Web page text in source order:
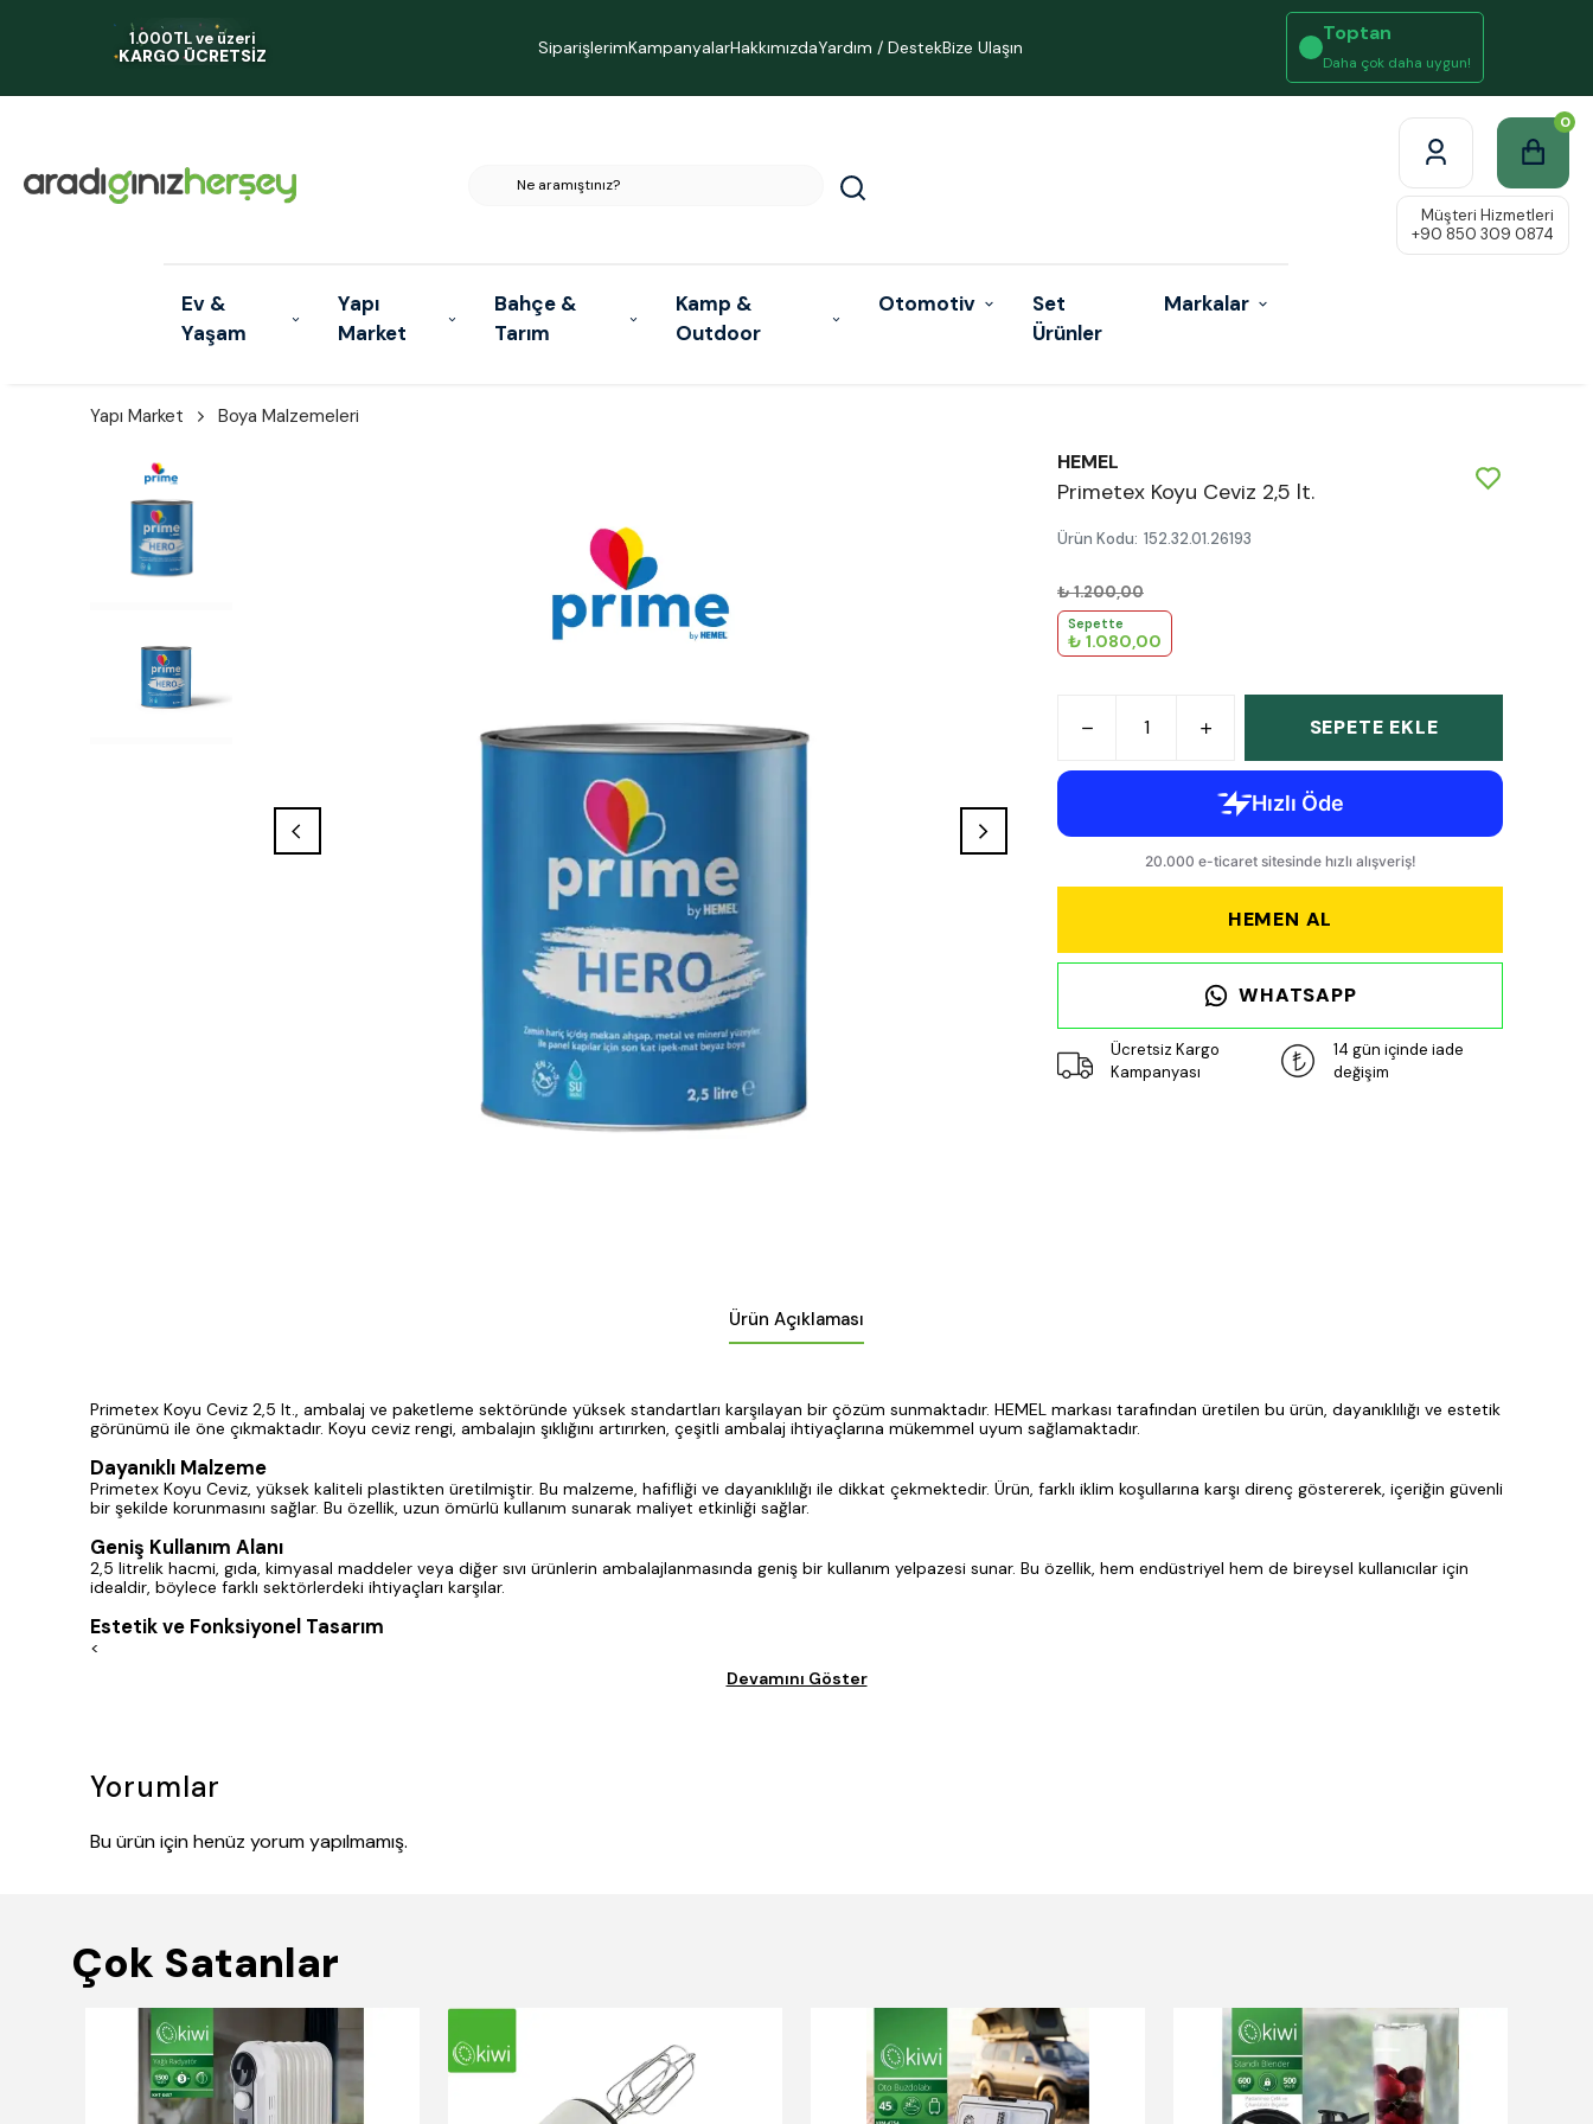
1.000TL ve üzeri
KARGO ÜCRETSİZ SiparişlerimKampanyalarHakkımızdaYardım / DestekBize Ulaşın
Toptan
Daha çok daha uygun!
Ev &
Yaşam
Yapı
Market
Bahçe &
Tarım
Kamp &
Outdoor
Otomotiv
Set
Ürünler
Markalar
0
Yapı Market Boya Malzemeleri
HEMEL
Primetex Koyu Ceviz 2,5 lt.
Ürün Kodu: 152.32.01.26193
₺ 1.200,00
Sepette
₺ 1.080,00
SEPETE EKLE
HEMEN AL
WHATSAPP
Ücretsiz Kargo
Kampanyası
14 gün içinde iade
değişim
Ürün Açıklaması
Primetex Koyu Ceviz 2,5 lt., ambalaj ve paketleme sektöründe yüksek standartları karşılayan bir çözüm sunmaktadır. HEMEL markası tarafından üretilen bu ürün, dayanıklılığı ve estetik
görünümü ile öne çıkmaktadır. Koyu ceviz rengi, ambalajın şıklığını artırırken, çeşitli ambalaj ihtiyaçlarına mükemmel uyum sağlamaktadır.
Dayanıklı Malzeme
Primetex Koyu Ceviz, yüksek kaliteli plastikten üretilmiştir. Bu malzeme, hafifliği ve dayanıklılığı ile dikkat çekmektedir. Ürün, farklı iklim koşullarına karşı direnç göstererek, içeriğin güvenli
bir şekilde korunmasını sağlar. Bu özellik, uzun ömürlü kullanım sunarak maliyet etkinliği sağlar.
Geniş Kullanım Alanı
2,5 litrelik hacmi, gıda, kimyasal maddeler veya diğer sıvı ürünlerin ambalajlanmasında geniş bir kullanım yelpazesi sunar. Bu özellik, hem endüstriyel hem de bireysel kullanıcılar için
idealdir, böylece farklı sektörlerdeki ihtiyaçları karşılar.
Estetik ve Fonksiyonel Tasarım
<
Devamını Göster
Yorumlar
Bu ürün için henüz yorum yapılmamış.
Çok Satanlar